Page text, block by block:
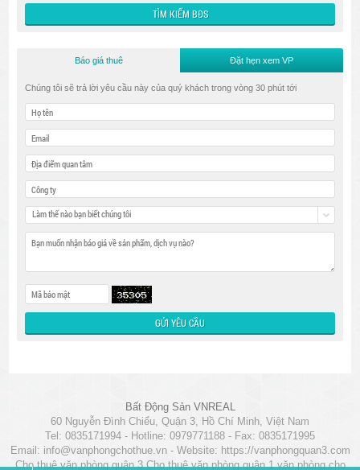
Báo giá thuê Đặt hẹn xem VP
Chúng tôi sẽ trả lời yêu cầu này của quý khách trong vòng 30 phút tới
Làm thế nào bạn biết chúng tôi
Bất Động Sản VNREAL
60 Nguyễn Đình Chiểu, Quận 3, Hồ Chí Minh, Việt Nam
Tel: 0835171994 - Hotline: 0979771188 - Fax: 0835171995
Email: info@vanphongchothue.vn- Website: https://vanphongquan3.com
Cho thuê văn phòng quận 3 Cho thuê văn phòng quận 1 văn phòng cho